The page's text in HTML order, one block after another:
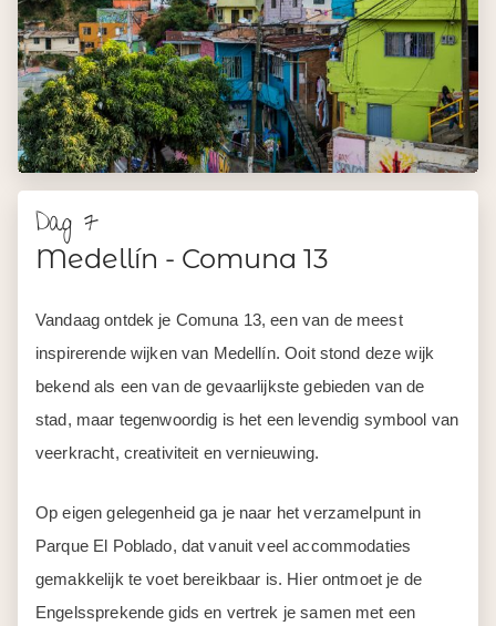
Dag 7
Medellín - Comuna 13
Vandaag ontdek je Comuna 13, een van de meest
inspirerende wijken van Medellín. Ooit stond deze wijk
bekend als een van de gevaarlijkste gebieden van de
stad, maar tegenwoordig is het een levendig symbool van
veerkracht, creativiteit en vernieuwing.
Op eigen gelegenheid ga je naar het verzamelpunt in
Parque El Poblado, dat vanuit veel accommodaties
gemakkelijk te voet bereikbaar is. Hier ontmoet je de
Engelssprekende gids en vertrek je samen met een